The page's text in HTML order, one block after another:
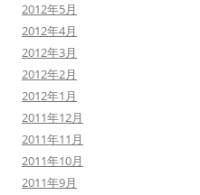
2012年5月
2012年4月
2012年3月
2012年2月
2012年1月
2011年12月
2011年11月
2011年10月
2011年9月